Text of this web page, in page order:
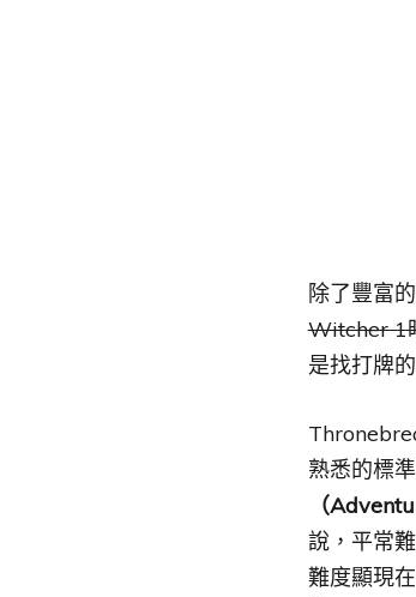
除了豐富
Witcher 1
是找打牌
熟悉的標
（
說，平常
難度顯現